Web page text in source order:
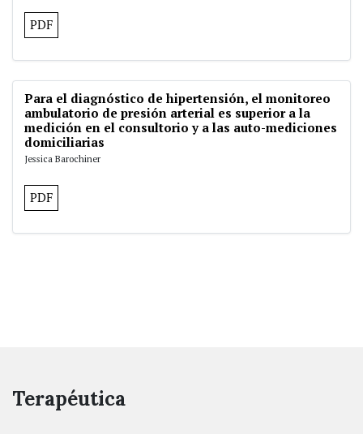
PDF
Para el diagnóstico de hipertensión, el monitoreo
ambulatorio de presión arterial es superior a la
medición en el consultorio y a las auto-mediciones
domiciliarias
Jessica Barochiner
PDF
Terapéutica